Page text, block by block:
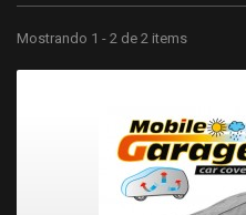
Mostrando 1 - 2 de 2 items